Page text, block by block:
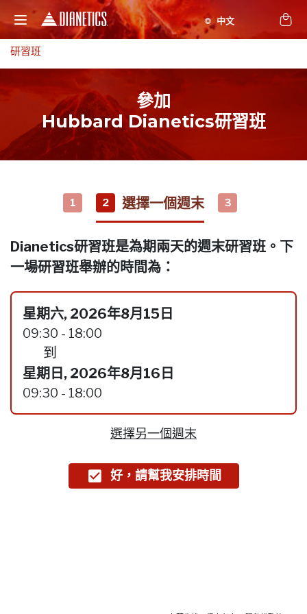
研習班
參加
Hubbard Dianetics研習班
1 2 選擇一個週末 3
Dianetics研習班是為期兩天的週末研習班。下
一場研習班舉辦的時間為：
星期六, 2026年8月15日
09:30 - 18:00
到
星期日, 2026年8月16日
09:30 - 18:00
選擇另一個週末
好，請幫我安排時間